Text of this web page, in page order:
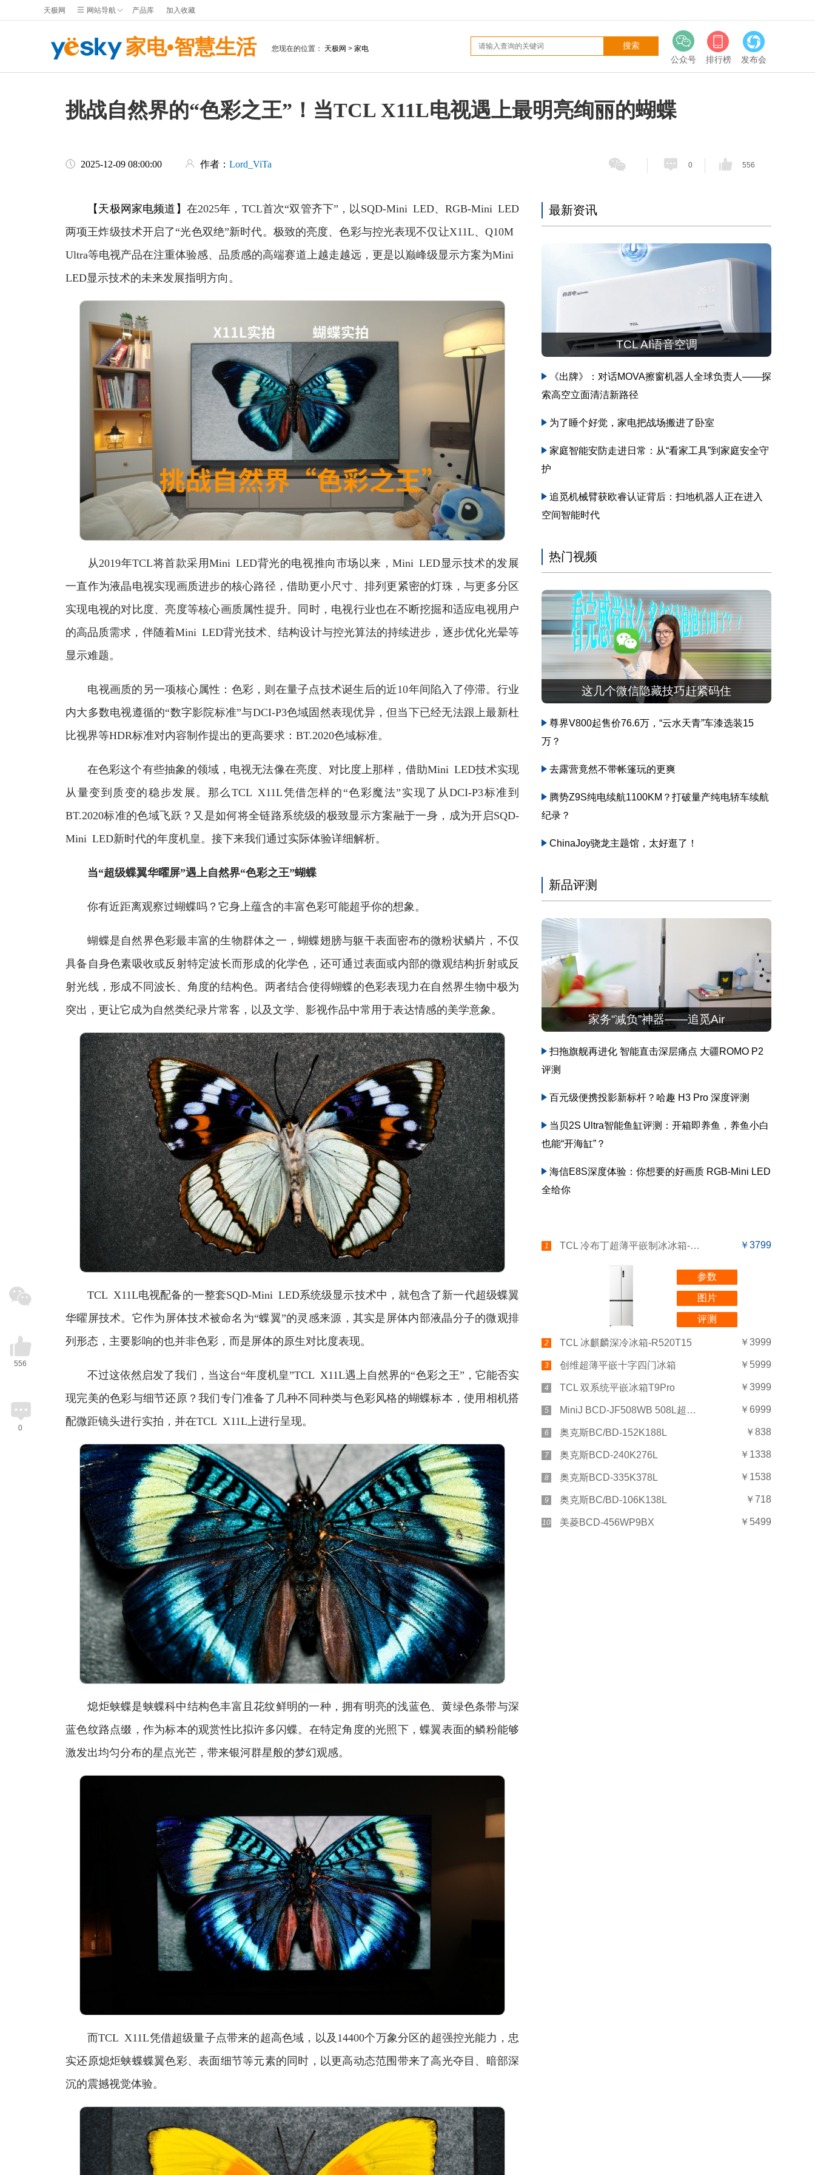
天极网 网站导航 产品库 加入收藏
家电•智慧生活 您现在的位置： 天极网 > 家电
公众号 排行榜 发布会
挑战自然界的“色彩之王”！当TCL X11L电视遇上最明亮绚丽的蝴蝶
2025-12-09 08:00:00 作者： Lord_ViTa 0 556
【天极网家电频道】 在2025年，TCL首次“双管齐下”，以SQD-Mini LED、RGB-Mini LED
两项王炸级技术开启了“光色双绝”新时代。极致的亮度、色彩与控光表现不仅让X11L、Q10M
Ultra等电视产品在注重体验感、品质感的高端赛道上越走越远，更是以巅峰级显示方案为Mini
LED显示技术的未来发展指明方向。
从2019年TCL将首款采用Mini LED背光的电视推向市场以来，Mini LED显示技术的发展
一直作为液晶电视实现画质进步的核心路径，借助更小尺寸、排列更紧密的灯珠，与更多分区
实现电视的对比度、亮度等核心画质属性提升。同时，电视行业也在不断挖掘和适应电视用户
的高品质需求，伴随着Mini LED背光技术、结构设计与控光算法的持续进步，逐步优化光晕等
显示难题。
电视画质的另一项核心属性：色彩，则在量子点技术诞生后的近10年间陷入了停滞。行业
内大多数电视遵循的“数字影院标准”与DCI-P3色域固然表现优异，但当下已经无法跟上最新杜
比视界等HDR标准对内容制作提出的更高要求：BT.2020色域标准。
在色彩这个有些抽象的领域，电视无法像在亮度、对比度上那样，借助Mini LED技术实现
从量变到质变的稳步发展。那么TCL X11L凭借怎样的“色彩魔法”实现了从DCI-P3标准到
BT.2020标准的色域飞跃？又是如何将全链路系统级的极致显示方案融于一身，成为开启SQD-
Mini LED新时代的年度机皇。接下来我们通过实际体验详细解析。
当“超级蝶翼华曜屏”遇上自然界“色彩之王”蝴蝶
你有近距离观察过蝴蝶吗？它身上蕴含的丰富色彩可能超乎你的想象。
蝴蝶是自然界色彩最丰富的生物群体之一，蝴蝶翅膀与躯干表面密布的微粉状鳞片，不仅
具备自身色素吸收或反射特定波长而形成的化学色，还可通过表面或内部的微观结构折射或反
射光线，形成不同波长、角度的结构色。两者结合使得蝴蝶的色彩表现力在自然界生物中极为
突出，更让它成为自然类纪录片常客，以及文学、影视作品中常用于表达情感的美学意象。
TCL X11L电视配备的一整套SQD-Mini LED系统级显示技术中，就包含了新一代超级蝶翼
华曜屏技术。它作为屏体技术被命名为“蝶翼”的灵感来源，其实是屏体内部液晶分子的微观排
列形态，主要影响的也并非色彩，而是屏体的原生对比度表现。
不过这依然启发了我们，当这台“年度机皇”TCL X11L遇上自然界的“色彩之王”，它能否实
现完美的色彩与细节还原？我们专门准备了几种不同种类与色彩风格的蝴蝶标本，使用相机搭
配微距镜头进行实拍，并在TCL X11L上进行呈现。
熄炬蛱蝶是蛱蝶科中结构色丰富且花纹鲜明的一种，拥有明亮的浅蓝色、黄绿色条带与深
蓝色纹路点缀，作为标本的观赏性比拟许多闪蝶。在特定角度的光照下，蝶翼表面的鳞粉能够
激发出均匀分布的星点光芒，带来银河群星般的梦幻观感。
而TCL X11L凭借超级量子点带来的超高色域，以及14400个万象分区的超强控光能力，忠
实还原熄炬蛱蝶蝶翼色彩、表面细节等元素的同时，以更高动态范围带来了高光夺目、暗部深
沉的震撼视觉体验。
最新资讯
TCL AI语音空调
《出牌》：对话MOVA擦窗机器人全球负责人——探
索高空立面清洁新路径
为了睡个好觉，家电把战场搬进了卧室
家庭智能安防走进日常：从“看家工具”到家庭安全守
护
追觅机械臂获欧睿认证背后：扫地机器人正在进入
空间智能时代
热门视频
这几个微信隐藏技巧赶紧码住
尊界V800起售价76.6万，“云水天青”车漆选装15
万？
去露营竟然不带帐篷玩的更爽
腾势Z9S纯电续航1100KM？打破量产纯电轿车续航
纪录？
ChinaJoy骁龙主题馆，太好逛了！
新品评测
家务“减负”神器——追觅Air
扫拖旗舰再进化 智能直击深层痛点 大疆ROMO P2
评测
百元级便携投影新标杆？哈趣 H3 Pro 深度评测
当贝2S Ultra智能鱼缸评测：开箱即养鱼，养鱼小白
也能“开海缸”？
海信E8S深度体验：你想要的好画质 RGB-Mini LED
全给你
1 TCL 冷布丁超薄平嵌制冰冰箱-R455T9-UQB ￥3799
参数
图片
评测
2 TCL 冰麒麟深冷冰箱-R520T15 ￥3999
3 创维超薄平嵌十字四门冰箱 ￥5999
4 TCL 双系统平嵌冰箱T9Pro ￥3999
5 MiniJ BCD-JF508WB 508L超薄Plus ￥6999
6 奥克斯BC/BD-152K188L ￥838
7 奥克斯BCD-240K276L ￥1338
8 奥克斯BCD-335K378L ￥1538
9 奥克斯BC/BD-106K138L ￥718
10 美菱BCD-456WP9BX ￥5499
556
0